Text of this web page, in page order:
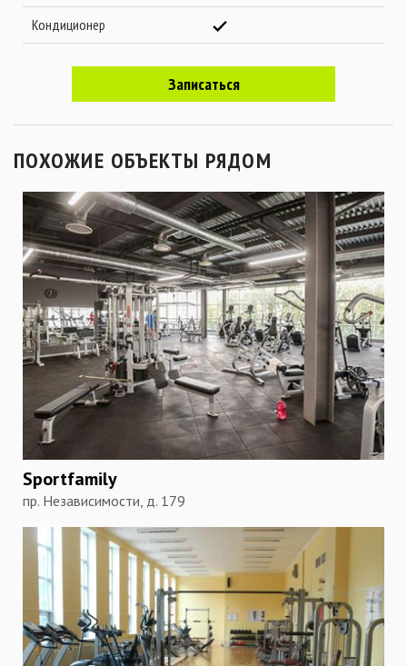
Кондиционер
Записаться
ПОХОЖИЕ ОБЪЕКТЫ РЯДОМ
Sportfamily
пр. Независимости, д. 179